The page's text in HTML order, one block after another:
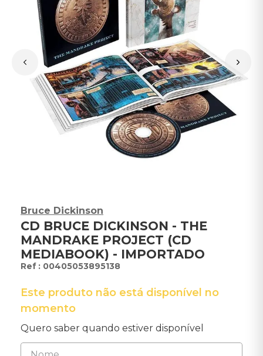
Bruce Dickinson
CD BRUCE DICKINSON - THE
MANDRAKE PROJECT (CD
MEDIABOOK) - IMPORTADO
: 00405053895138
Este produto não está disponível no
momento
Quero saber quando estiver disponível